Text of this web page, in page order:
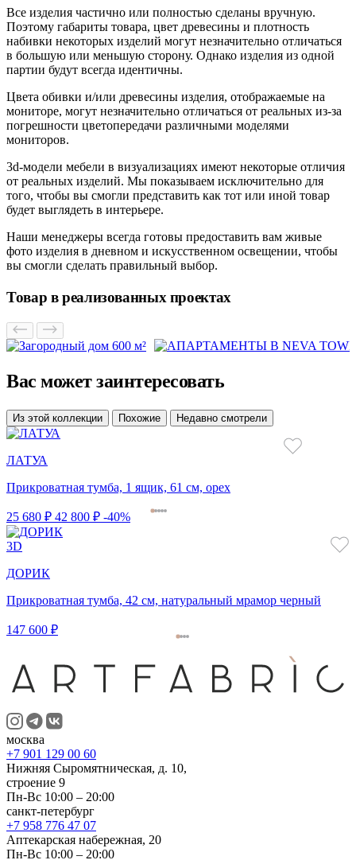
Все изделия частично или полностью сделаны вручную.
Поэтому габариты товара, цвет древесины и плотность
набивки некоторых изделий могут незначительно отличаться
в большую или меньшую сторону. Однако изделия из одной
партии будут всегда идентичны.
Цвета обивки и/или древесины изделия, отображаемые на
мониторе, могут незначительно отличаться от реальных из-за
погрешности цветопередачи различными моделями
мониторов.
3d-модели мебели в визуализациях имеют некоторые отличия
от реальных изделий. Мы показываем исключительно для
того, чтобы вы смогли представить как тот или иной товар
будет выглядеть в интерьере.
Наши менеджеры всегда готовы предоставить вам живые
фото изделия в дневном и искусственном освещении, чтобы
вы смогли сделать правильный выбор.
Товар в реализованных проектах
Вас может заинтересовать
Из этой коллекции Похожие Недавно смотрели
ЛАТУА
Прикроватная тумба, 1 ящик, 61 см, орех
25 680 ₽ 42 800 ₽ -40%
3D
ДОРИК
Прикроватная тумба, 42 см, натуральный мрамор черный
147 600 ₽
москва
+7 901 129 00 60
Нижняя Сыромятническая, д. 10,
строение 9
Пн-Вс 10:00 – 20:00
санкт-петербург
+7 958 776 47 07
Аптекарская набережная, 20
Пн-Вс 10:00 – 20:00